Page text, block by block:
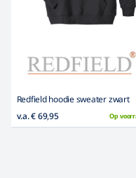
Bekijk orders
Bewerk gegevens
Wachtwoord vergeten?
Login / Log uit